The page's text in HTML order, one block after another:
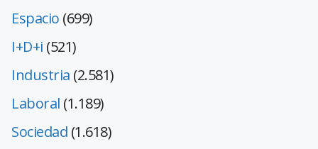
Espacio (699)
I+D+i (521)
Industria (2.581)
Laboral (1.189)
Sociedad (1.618)